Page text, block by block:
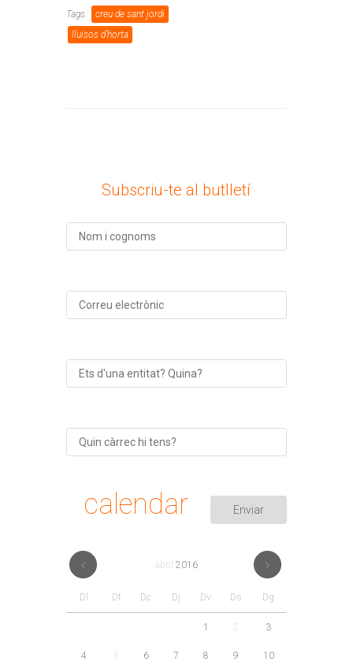
Tags:
creu de sant jordi
lluïsos d'horta
Subscriu-te al butlletí
calendar
abril 2016
Dl Dt Dc Dj Dv Ds Dg
1 2 3
4 5 6 7 8 9 10